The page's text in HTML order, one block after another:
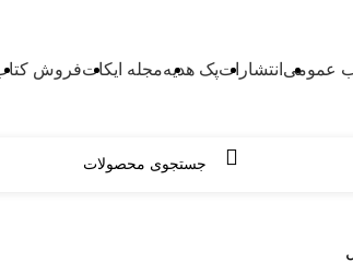
عمومی انتشاراتپک هدیهمجله ایکاتفروش